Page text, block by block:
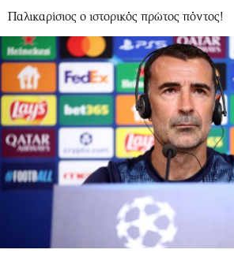
Παλικαρίσιος ο ιστορικός πρώτος πόντος!